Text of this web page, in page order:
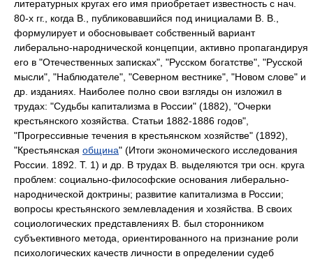
литературных кругах его имя приобретает известность с нач.
80-х гг., когда В., публиковавшийся под инициалами В. В.,
формулирует и обосновывает собственный вариант
либерально-народнической концепции, активно пропагандируя
его в "Отечественных записках", "Русском богатстве", "Русской
мысли", "Наблюдателе", "Северном вестнике", "Новом слове" и
др. изданиях. Наиболее полно свои взгляды он изложил в
трудах: "Судьбы капитализма в России" (1882), "Очерки
крестьянского хозяйства. Статьи 1882-1886 годов",
"Прогрессивные течения в крестьянском хозяйстве" (1892),
"Крестьянская община" (Итоги экономического исследования
России. 1892. Т. 1) и др. В трудах В. выделяются три осн. круга
проблем: социально-философские основания либерально-
народнической доктрины; развитие капитализма в России;
вопросы крестьянского землевладения и хозяйства. В своих
социологических представлениях В. был сторонником
субъективного метода, ориентированного на признание роли
психологических качеств личности в определении судеб